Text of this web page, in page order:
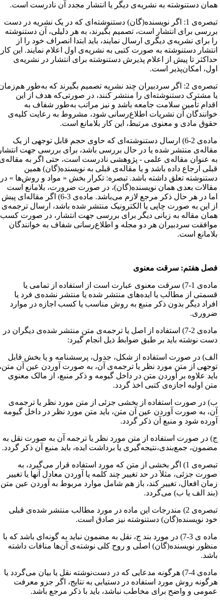
دستنوشته به نشریه‌ی دیگر یا انتشار مجدد آن نادرست است.
تبصره‌ی 1: اگر نویسنده(گان) دستنوشته‌ای که در یک نشریه‌ در دست
برای انتشار است، تصمیم بگیرند، به هر دلیلی، آن دستنوشته
برای نشریه‌ی دیگری ارسال نمایند، باید ابتدا انصراف خود را از
دستنوشته به صورت کتبی به نشریه‌ی اول اعلام نمایند. این کار
تا پیش از اعلام پذیرش دستنوشته برای انتشار در نشریه‌ی
امکان‌پذیر است.
تبصره‌ی 2: اگر سردبیران چند نشریه تصمیم بگیرند که به‌طور هم‌زمان
مشترک دستنوشته‌ای را منتشر کنند، در صورتی‌که هدف از این
تأمین سلامت جامعه باشد و نیز مراتب به‌طور شفاف به
آن نشریات اطلاع‌رسانی شود، مشروط به رعایت کلیه‌ی
مادی و معنوی مرتبط، این کار بلامانع است.
ماده‌ی 2-6) ارسال دستنوشته‌ای که حاوی حجم قابل توجهی از یک
منتشر شده یا در حال بررسی باشد، برای بررسی جهت انتشار
عنوان مقاله‌ی علمی - پژوهشی نادرست است، حتی اگر به مقاله‌ی
ارجاع داده باشد و یا مقاله‌ی قبلی به نویسنده(گان) همین
تعلق داشته باشد. تبصره: تکرار بخش « مواد و روش‌ها » در
بعدی همان نویسنده(گان)، در صورت ضرورت، بلامانع است
اما در هر حال ذکر مرجع لازم می‌باشد. ماده‌ی 3-6) اگر مقاله‌ای پیش
این به صورت چاپی یا الکترونیک منتشر شده باشد، ارسال ترجمه‌ی
مقاله به زبانی دیگر برای بررسی جهت انتشار، در صورت کسب
سردبیران هر دو مجله و اطلاع‌رسانی شفاف به خوانندگان
است.
هفتم‌: سرقت معنوی
ماده‌ی 1-7) سرقت معنوی عبارت است از استفاده از تمامی یا
از مطالب یا ایده‌های منتشر شده یا منتشر نشده‌ی فرد یا
دیگر بدون ذکر منبع به‌ روش مناسب یا کسب اجازه در موارد
ماده‌ی 2-7) استفاده از اصل یا ترجمه‌ی متن منتشر شده‌ی دیگران در
نوشته باید بر طبق ضوابط ذیل انجام گیرد:
در صورت استفاده از شکل، جدول، پرسشنامه و یا بخش قابل
از متن مورد نظر یا ترجمه‌ی آن، به صورت آوردن عین آن متن،
علاوه بر آوردن متن در داخل گیومه و ذکر منبع، از مالک معنوی
اولیه اجازه‌ی کتبی اخذ گردد.
در صورت استفاده از بخشی جزئی از متن مورد نظر یا ترجمه‌ی
به صورت آوردن عین آن متن، باید متن مورد نظر در داخل گیومه
شود و منبع آن ذکر گردد.
در صورت استفاده از متن مورد نظر یا ترجمه آن به صورت نقل به
جمع‌بندی،نتیجه‌گیری یا برداشت ایده، باید منبع آن ذکر گردد.
تبصره‌ی 1) اگر بخشی از متن که مورد استفاده قرار می‌گیرد، به
جزئی، مثلاَ در حد تغییر چند کلمه یا آوردن معادل آنها یا تغییر
افعال، تغییر کند، باز هم شامل موارد مربوط به آوردن عین متن
الف یا ب) می‌گردد.
تبصره‌ی 2) مندرجات این ماده در مورد مطالب منتشر شد‌ه‌ی قبلی
نویسنده‌(گان) دستنوشته نیز صادق است.
ماده ی 3-7) در مورد بند ج، نقل به مضمون نباید به گونه‌ای باشد که با
نویسنده(گان) اصلی و روح کلی نوشته‌ی آن‌ها منافات داشته
ماده‌ی 4-7) هرگونه مدعایی که در دست‌نوشته نقل یا بیان می‌گردد یا
روش مورد استفاده در دستیابی به نتایج، اگر جزو معرفت
و واضح برای مخاطب نباشد، باید با ذکر مرجع باشد.